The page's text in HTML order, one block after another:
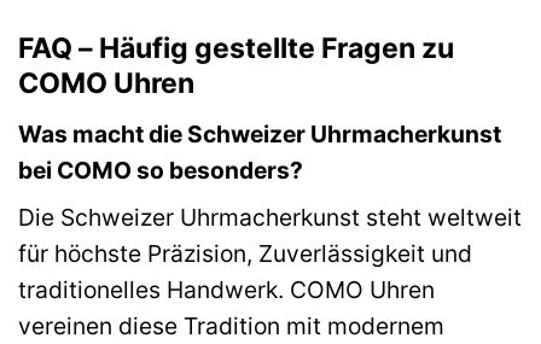
FAQ – Häufig gestellte Fragen zu
COMO Uhren
Was macht die Schweizer Uhrmacherkunst
bei COMO so besonders?
Die Schweizer Uhrmacherkunst steht weltweit
für höchste Präzision, Zuverlässigkeit und
traditionelles Handwerk. COMO Uhren
vereinen diese Tradition mit modernem